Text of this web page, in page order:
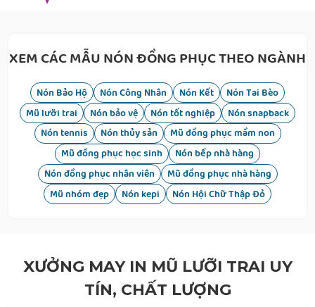
XEM CÁC MẪU NÓN ĐỒNG PHỤC THEO NGÀNH
Nón Bảo Hộ Nón Công Nhân Nón Kết
Nón Tai Bèo
Mũ lưỡi trai
Nón bảo vệ Nón tốt nghiệp
Nón snapback
Nón tennis
Nón thủy sản
Mũ đồng phục mầm non
Mũ đồng phục học sinh
Nón bếp nhà hàng
Nón đồng phục nhân viên
Mũ đồng phục nhà hàng
Mũ nhóm đẹp
Nón kepi Nón Hội Chữ Thập Đỏ
XƯỞNG MAY IN MŨ LƯỠI TRAI UY
TÍN, CHẤT LƯỢNG